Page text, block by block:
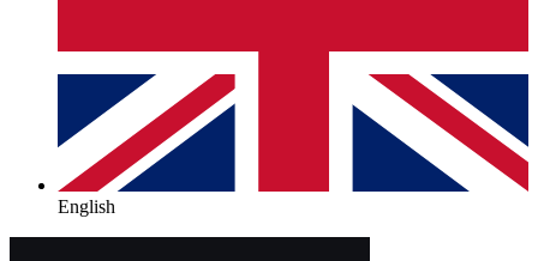
English